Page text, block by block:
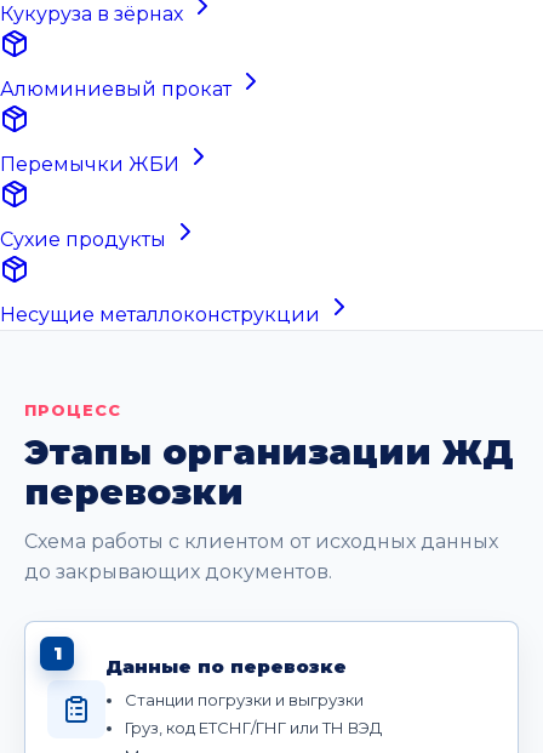
Кукуруза в зёрнах
Алюминиевый прокат
Перемычки ЖБИ
Сухие продукты
Несущие металлоконструкции
ПРОЦЕСС
Этапы организации ЖД
перевозки
Схема работы с клиентом от исходных данных
до закрывающих документов.
1
Данные по перевозке
Станции погрузки и выгрузки
Груз, код ЕТСНГ/ГНГ или ТН ВЭД